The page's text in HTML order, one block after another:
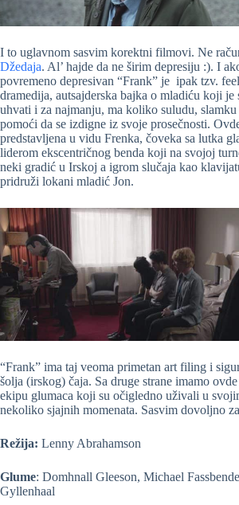
I to uglavnom sasvim korektni filmovi. Ne
Džedaja. Al’ hajde da ne širim depresiju :). I
povremeno depresivan “Frank” je ipak tzv.
dramedija, autsajderska bajka o mladiću koji je
uhvati i za najmanju, ma koliko suludu, slamku
pomoći da se izdigne iz svoje prosečnosti.
predstavljena u vidu Frenka, čoveka sa lutka
liderom ekscentričnog benda koji na svojoj
neki gradić u Irskoj a igrom slučaja kao
pridruži lokani mladić Jon.
“Frank” ima taj veoma primetan art filing i
šolja (irskog) čaja. Sa druge strane imamo
ekipu glumaca koji su očigledno uživali u
nekoliko sjajnih momenata. Sasvim dovoljno
Režija: Lenny Abrahamson
Glume: Domhnall Gleeson, Michael
Gyllenhaal